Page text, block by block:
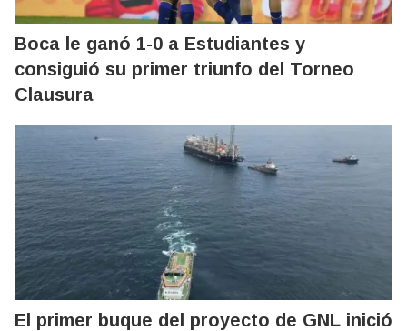
Boca le ganó 1-0 a Estudiantes y
consiguió su primer triunfo del Torneo
Clausura
El primer buque del proyecto de GNL inició